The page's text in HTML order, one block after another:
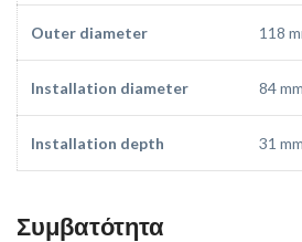
Outer diameter 118
Installation diameter 84
Installation depth 31
Συμβατότητα